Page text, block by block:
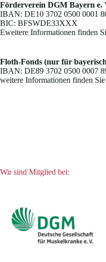
Förderverein DGM Bayern e.
IBAN: DE10 3702 0500 0001
BIC: BFSWDE33XXX
Eweitere Informationen finden
Floth-Fonds (nur für
IBAN: DE89 3702 0500 0007
weitere Informationen finden Sie
Wir sind Mitglied bei: